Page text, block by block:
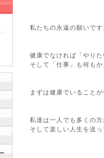
私たちの永遠の願いです
健康でなければ「やり
そして「仕事」も何も
まずは健康でいること
私達は一人でも多くの方
そして楽しい人生を送っ